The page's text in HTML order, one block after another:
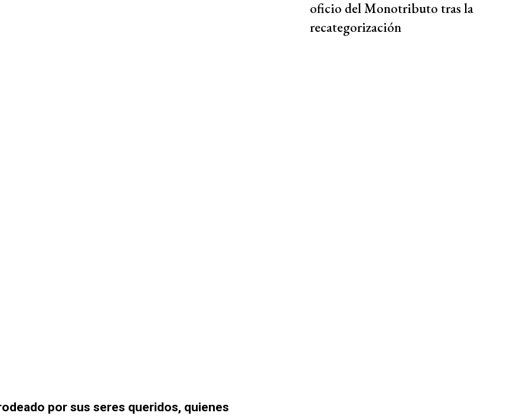
por sus seres queridos, quienes
oficio del Monotributo tras la
recategorización